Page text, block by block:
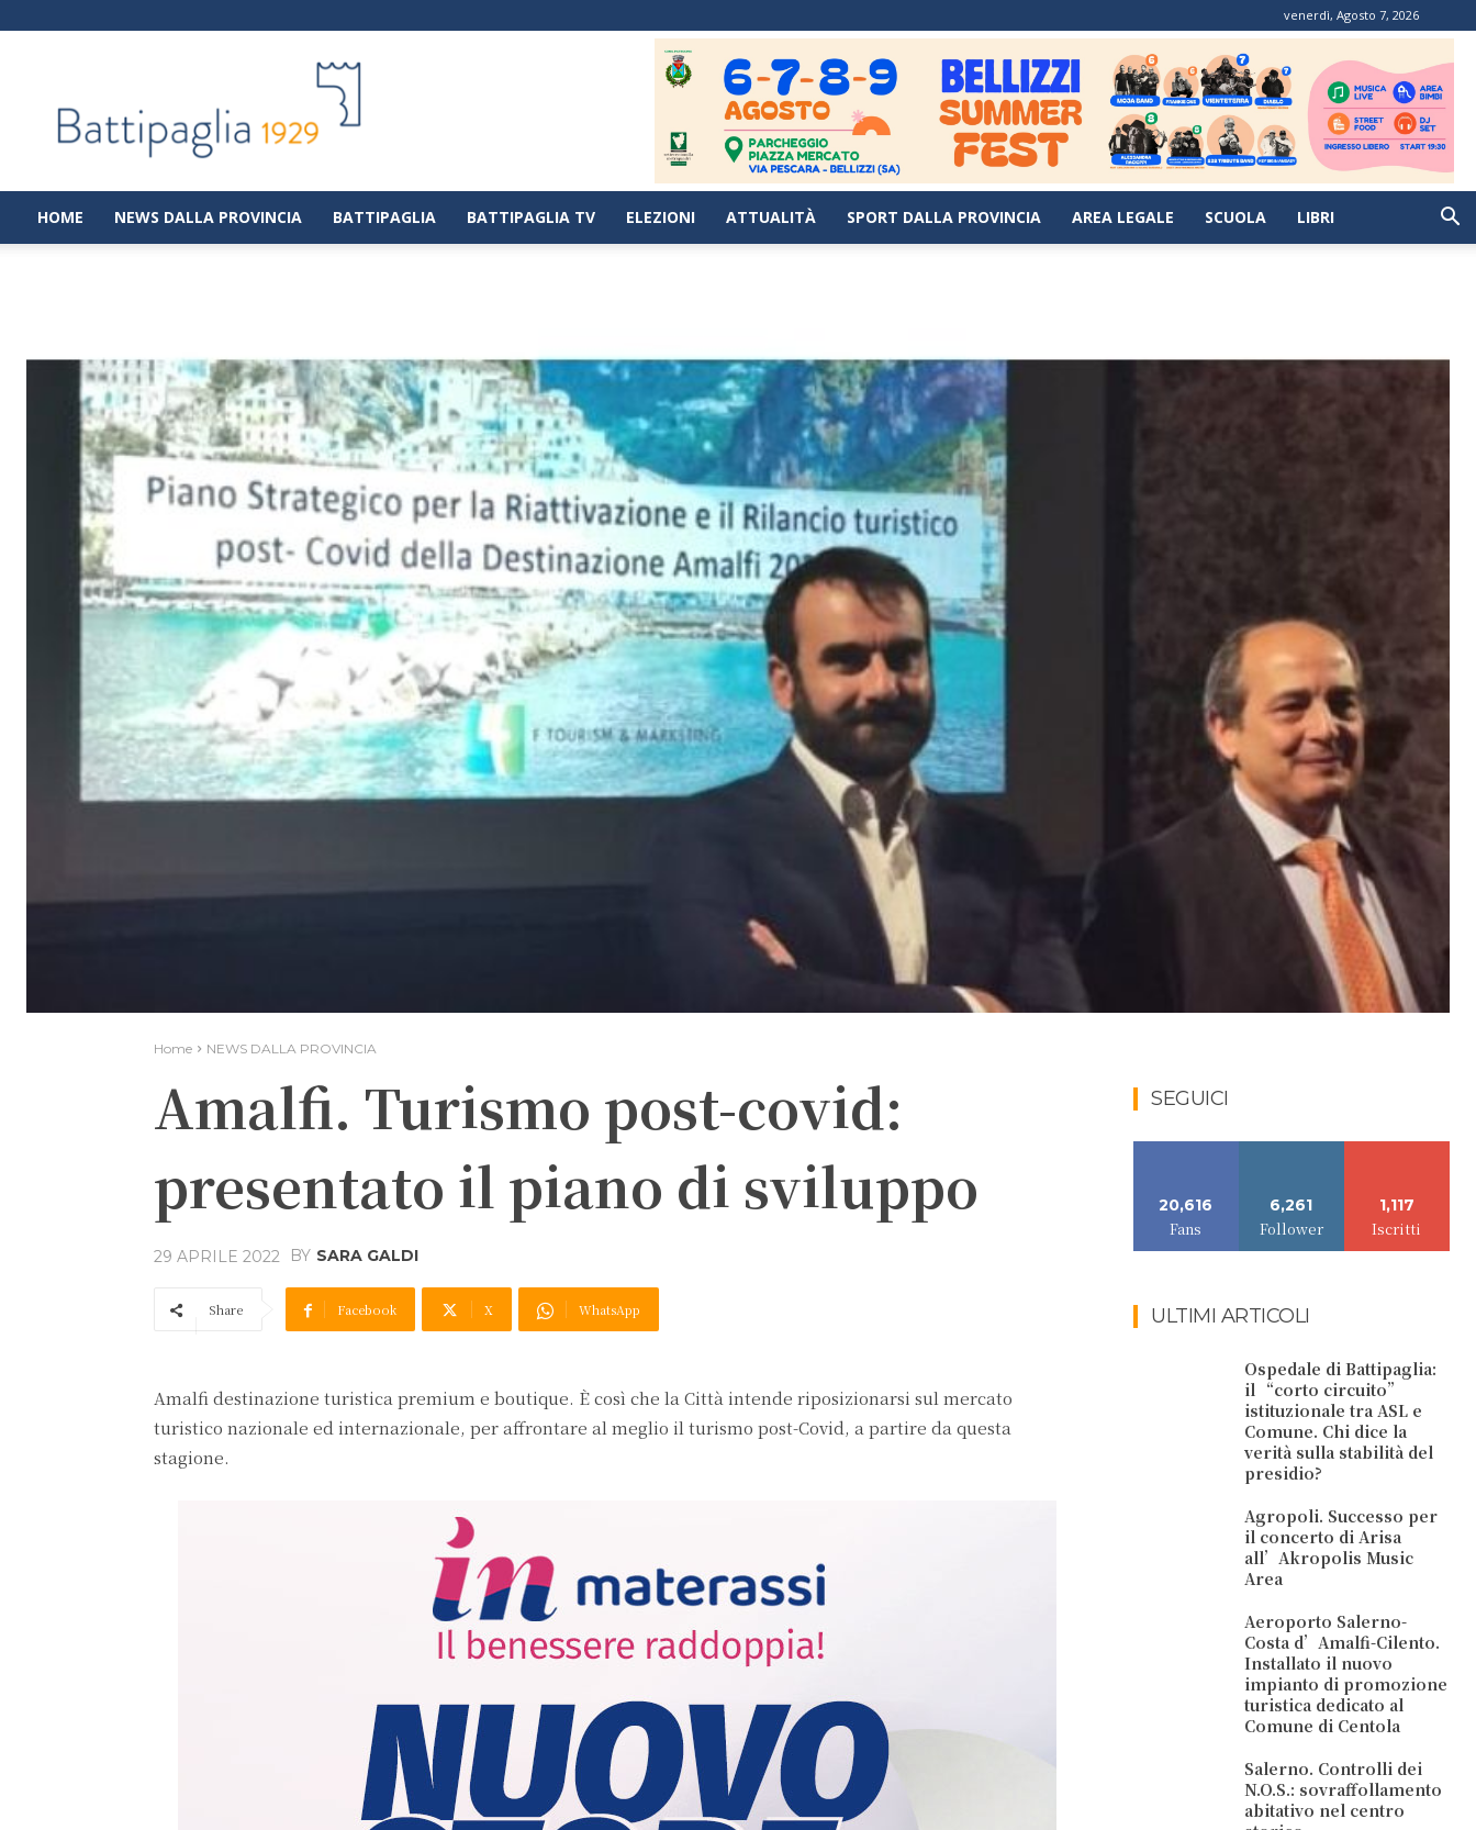
venerdì, Agosto 7, 2026
|
Notizie
dalla
città
di
HOME NEWS DALLA PROVINCIA BATTIPAGLIA BATTIPAGLIA TV ELEZIONI ATTUALITÀ SPORT DALLA PROVINCIA AREA LEGALE SCUOLA LIBRI
Home NEWS DALLA PROVINCIA
Amalfi. Turismo post-covid:
presentato il piano di sviluppo
29 APRILE 2022 BY SARA GALDI
Share Facebook X WhatsApp
Amalfi destinazione turistica premium e boutique. È così che la Città intende riposizionarsi sul mercato
turistico nazionale ed internazionale, per affrontare al meglio il turismo post-Covid, a partire da questa
stagione.
SEGUICI
20,616
Fans
6,261
Follower
1,117
Iscritti
ULTIMI ARTICOLI
Ospedale di Battipaglia:
il “corto circuito”
istituzionale tra ASL e
Comune. Chi dice la
verità sulla stabilità del
presidio?
Agropoli. Successo per
il concerto di Arisa
all’Akropolis Music
Area
Aeroporto Salerno-
Costa d’Amalfi-Cilento.
Installato il nuovo
impianto di promozione
turistica dedicato al
Comune di Centola
Salerno. Controlli dei
N.O.S.: sovraffollamento
abitativo nel centro